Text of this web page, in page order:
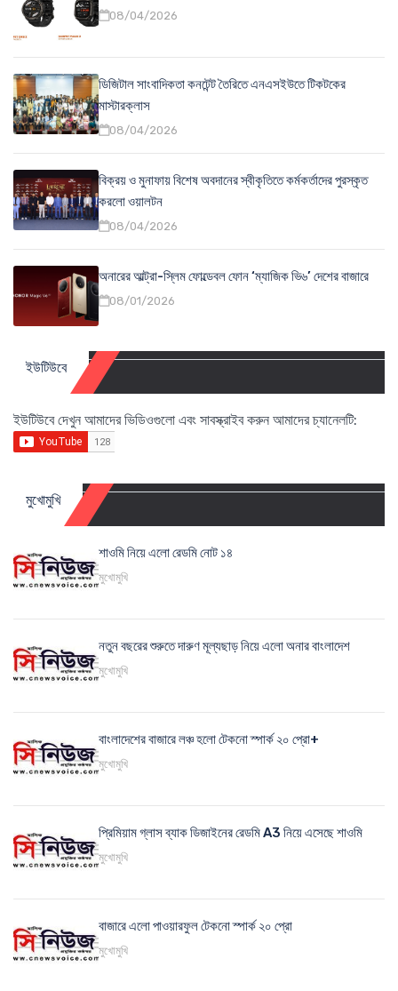
08/04/2026
ডিজিটাল সাংবাদিকতা কনটেন্ট তৈরিতে এনএসইউতে টিকটকের
মাস্টারক্লাস
08/04/2026
বিক্রয় ও মুনাফায় বিশেষ অবদানের স্বীকৃতিতে কর্মকর্তাদের পুরস্কৃত
করলো ওয়ালটন
08/04/2026
অনারের আল্ট্রা-স্লিম ফোল্ডেবল ফোন ‘ম্যাজিক ভি৬’ দেশের বাজারে
08/01/2026
ইউটিউবে
ইউটিউবে দেখুন আমাদের ভিডিওগুলো এবং সাবস্ক্রাইব করুন আমাদের চ্যানেলটি:
মুখোমুখি
শাওমি নিয়ে এলো রেডমি নোট ১৪
মুখোমুখি
নতুন বছরের শুরুতে দারুণ মূল্যছাড় নিয়ে এলো অনার বাংলাদেশ
মুখোমুখি
বাংলাদেশের বাজারে লঞ্চ হলো টেকনো স্পার্ক ২০ প্রো+
মুখোমুখি
প্রিমিয়াম গ্লাস ব্যাক ডিজাইনের রেডমি A3 নিয়ে এসেছে শাওমি
মুখোমুখি
বাজারে এলো পাওয়ারফুল টেকনো স্পার্ক ২০ প্রো
মুখোমুখি